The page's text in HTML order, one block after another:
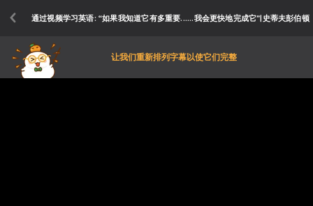
通过视频学习英语: “如果我知道它有多重要......我会更快地完成它”|史蒂夫彭伯顿
让我们重新排列字幕以使它们完整